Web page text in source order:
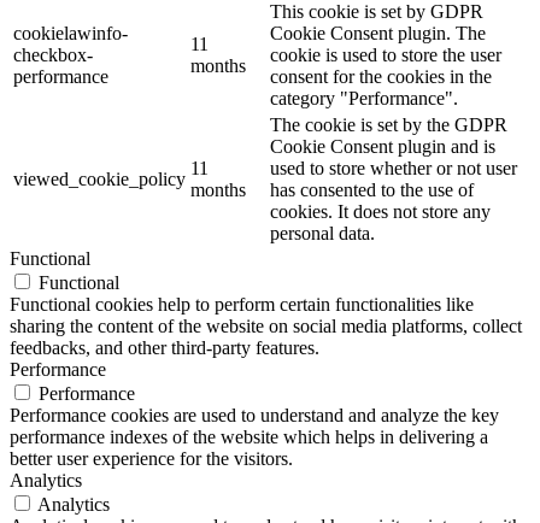
cookielawinfo-
checkbox-
performance
11
months
This cookie is set by GDPR
Cookie Consent plugin. The
cookie is used to store the user
consent for the cookies in the
category "Performance".
viewed_cookie_policy
11
months
The cookie is set by the GDPR
Cookie Consent plugin and is
used to store whether or not user
has consented to the use of
cookies. It does not store any
personal data.
Functional
Functional
Functional cookies help to perform certain functionalities like
sharing the content of the website on social media platforms, collect
feedbacks, and other third-party features.
Performance
Performance
Performance cookies are used to understand and analyze the key
performance indexes of the website which helps in delivering a
better user experience for the visitors.
Analytics
Analytics